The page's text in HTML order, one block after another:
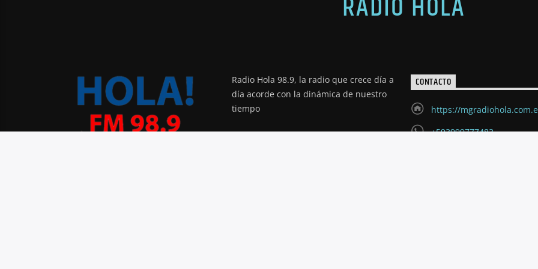
Radio Hola 98.9, la radio que crece día a
día acorde con la dinámica de nuestro
tiempo
CONTACTO
https://
+593999777483